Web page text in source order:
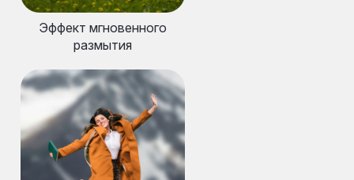
Эффект мгновенного
размытия